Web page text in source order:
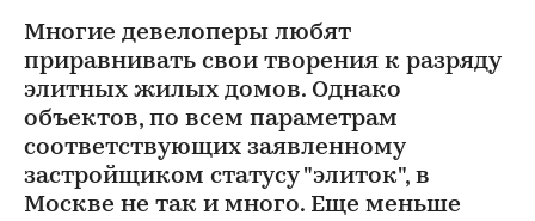
Многие девелоперы любят
приравнивать свои творения к разряду
элитных жилых домов. Однако
объектов, по всем параметрам
соответствующих заявленному
застройщиком статусу "элиток", в
Москве не так и много. Еще меньше